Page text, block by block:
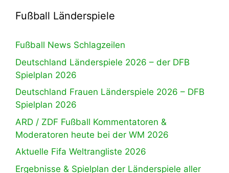
Fußball Länderspiele
Fußball News Schlagzeilen
Deutschland Länderspiele 2026 – der DFB
Spielplan 2026
Deutschland Frauen Länderspiele 2026 – DFB
Spielplan 2026
ARD / ZDF Fußball Kommentatoren &
Moderatoren heute bei der WM 2026
Aktuelle Fifa Weltrangliste 2026
Ergebnisse & Spielplan der Länderspiele aller